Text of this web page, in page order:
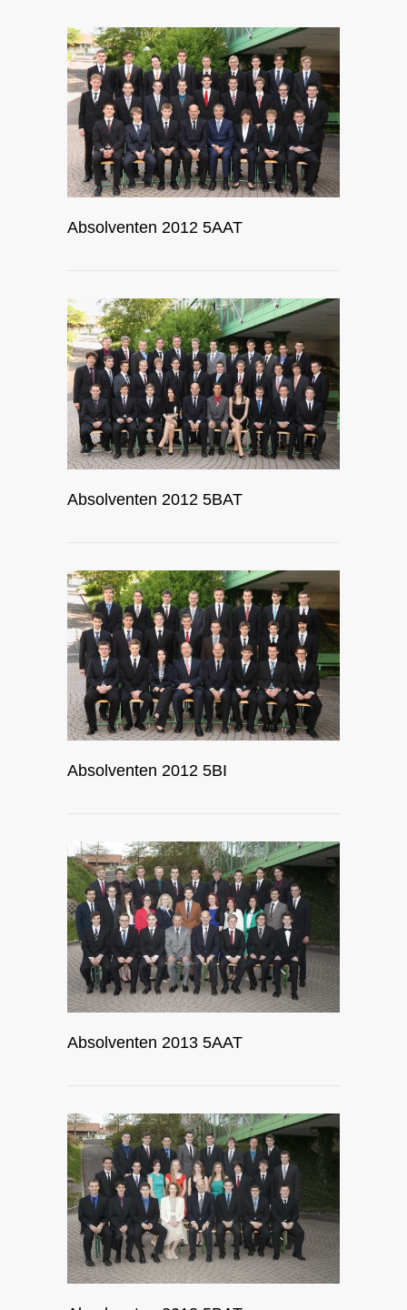
Absolventen 2012 5AAT
Absolventen 2012 5BAT
Absolventen 2012 5BI
Absolventen 2013 5AAT